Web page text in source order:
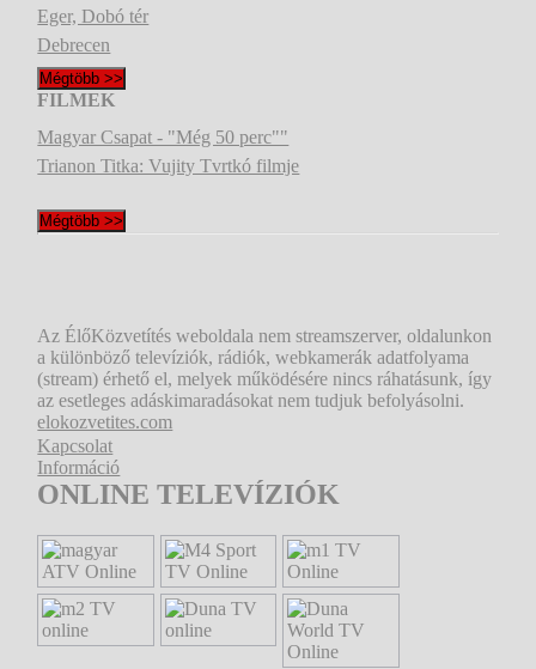
Eger, Dobó tér
Debrecen
Mégtöbb >>
FILMEK
Magyar Csapat - "Még 50 perc""
Trianon Titka: Vujity Tvrtkó filmje
Mégtöbb >>
Az ÉlőKözvetítés weboldala nem streamszerver, oldalunkon
a különböző televíziók, rádiók, webkamerák adatfolyama
(stream) érhető el, melyek működésére nincs ráhatásunk, így
az esetleges adáskimaradásokat nem tudjuk befolyásolni.
elokozvetites.com
Kapcsolat
Információ
ONLINE TELEVÍZIÓK